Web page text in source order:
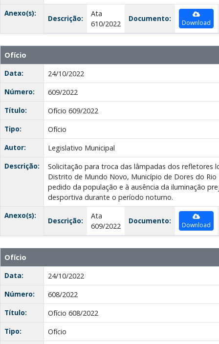
Anexo(s):
Descrição:
Ata
610/2022
Documento: Download
Ofício
Data:
24/10/2022
Número:
609/2022
Título:
Ofício 609/2022
Tipo:
Ofício
Autor:
Legislativo Municipal
Descrição:
Solicitação para troca das lâmpadas dos refletores
Distrito de Mundo Novo, Município de Dores do Rio
pedido da população e à ausência da iluminação
desportiva durante o período noturno.
Anexo(s):
Descrição:
Ata
609/2022
Documento: Download
Ofício
Data:
24/10/2022
Número:
608/2022
Título:
Ofício 608/2022
Tipo:
Ofício